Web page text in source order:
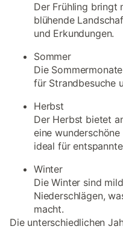
Der Frühling bringt
blühende
und Erkundungen.
Sommer
Die
für Strandbesuche
Herbst
Der Herbst bietet
eine
ideal für
Winter
Die Winter sind
Niederschlägen,
macht.
Die unterschiedlichen